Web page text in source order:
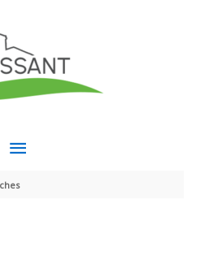
MENU
PRINCIPAL